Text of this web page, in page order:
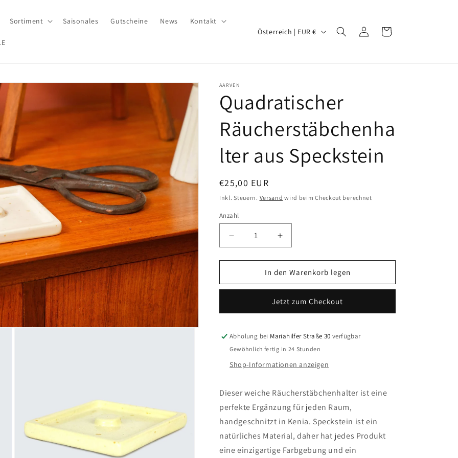
Sortiment Saisonales Gutscheine News Kontakt
R
e
g
n
Österreich | EUR € EinloggenWarenkorb
AARVEN
Quadratischer
Räucherstäbchenha
lter aus Speckstein
Normaler
Preis
€25,00 EUR
Inkl. Steuern. Versand wird beim Checkout berechnet
Anzahl
Anzahl
Verringere
die
Menge
Quadratischer
Speckstein
Erhöhe
die
Menge
für
Quadratischer
aus
Speckstein
In den Warenkorb legen
Jetzt zum Checkout
Abholung bei Mariahilfer Straße 30 verfügbar
Gewöhnlich fertig in 24 Stunden
Shop-Informationen anzeigen
Dieser weiche Räucherstäbchenhalter ist eine
perfekte Ergänzung für jeden Raum,
handgeschnitzt in Kenia. Speckstein ist ein
natürliches Material, daher hat jedes Produkt
eine einzigartige Farbgebung und ein